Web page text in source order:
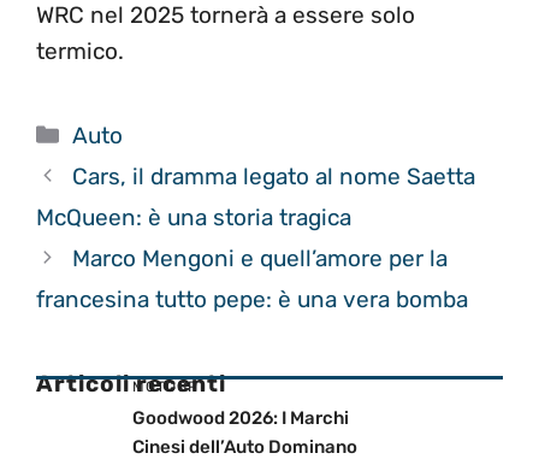
WRC nel 2025 tornerà a essere solo
termico.
Categorie
Auto
Cars, il dramma legato al nome Saetta
McQueen: è una storia tragica
Marco Mengoni e quell’amore per la
francesina tutto pepe: è una vera bomba
Articoli recenti
MOTOGP
Goodwood 2026: I Marchi
Cinesi dell’Auto Dominano